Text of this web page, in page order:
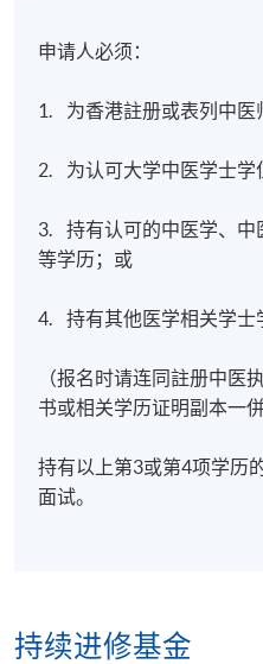
申请人必须：
1. 为香港註册或表列中医
2. 为认可大学中医学士学
3. 持有认可的中医学、中
等学历；或
4. 持有其他医学相关学士
（报名时请连同註册中医
书或相关学历证明副本一併
持有以上第3或第4项学历
面试。
持续进修基金